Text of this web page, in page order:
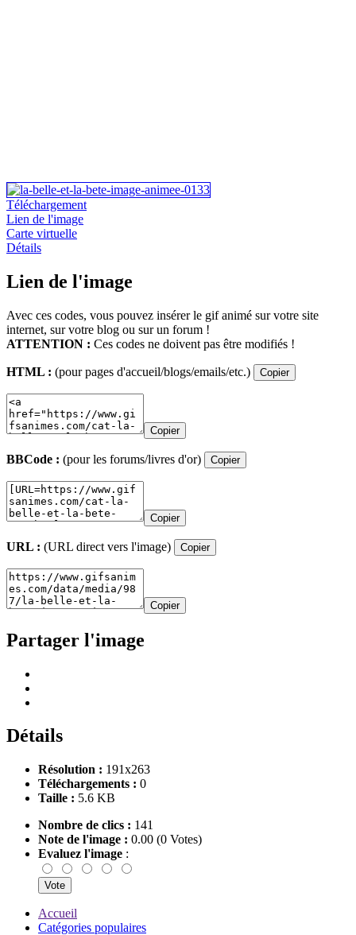
Téléchargement
Lien de l'image
Carte virtuelle
Détails
Lien de l'image
Avec ces codes, vous pouvez insérer le gif animé sur votre site
internet, sur votre blog ou sur un forum !
ATTENTION : Ces codes ne doivent pas être modifiés !
HTML : (pour pages d'accueil/blogs/emails/etc.) Copier
Copier
BBCode : (pour les forums/livres d'or) Copier
Copier
URL : (URL direct vers l'image) Copier
Copier
Partager l'image
Détails
Résolution : 191x263
Téléchargements : 0
Taille : 5.6 KB
Nombre de clics : 141
Note de l'image : 0.00 (0 Votes)
Evaluez l'image :
Accueil
Catégories populaires